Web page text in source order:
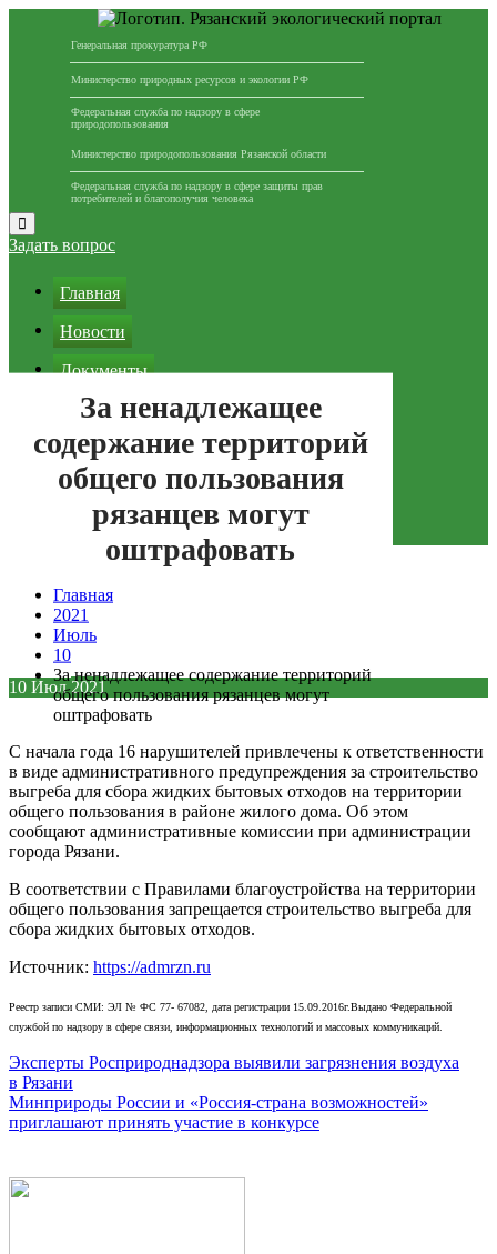
Генеральная прокуратура РФ
Министерство природных ресурсов и экологии РФ
Федеральная служба по надзору в сфере
природопользования
Министерство природопользования Рязанской области
Федеральная служба по надзору в сфере защиты прав
потребителей и благополучия человека
Перейти
к
содержимому
Задать вопрос
Главная
Новости
Документы
Партнеры
Вопросы и ответы
Реклама на сайте
Зеленая кнопка
За ненадлежащее
содержание территорий
общего пользования
рязанцев могут
оштрафовать
Главная
2021
Июль
10
За ненадлежащее содержание территорий
общего пользования рязанцев могут
оштрафовать
10 Июл2021
С начала года 16 нарушителей привлечены к ответственности
в виде административного предупреждения за строительство
выгреба для сбора жидких бытовых отходов на территории
общего пользования в районе жилого дома. Об этом
сообщают административные комиссии при администрации
города Рязани.
В соответствии с Правилами благоустройства на территории
общего пользования запрещается строительство выгреба для
сбора жидких бытовых отходов.
Источник: https://admrzn.ru
Реестр записи СМИ: ЭЛ № ФС 77- 67082, дата регистрации 15.09.2016г.Выдано Федеральной
службой по надзору в сфере связи, информационных технологий и массовых коммуникаций.
Навигация
по
записям
Эксперты Росприроднадзора выявили загрязнения воздуха
в Рязани
Минприроды России и «Россия-страна возможностей»
приглашают принять участие в конкурсе